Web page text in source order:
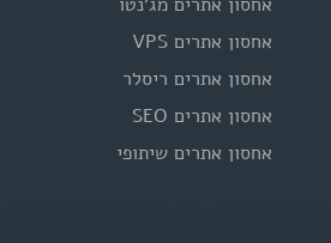
אחסון אתרים VPS
אחסון אתרים ריסלר
אחסון אתרים SEO
אחסון אתרים שיתופי